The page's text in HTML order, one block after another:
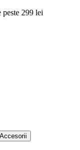
peste 299 lei